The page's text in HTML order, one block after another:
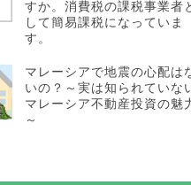
が
すか。消費税の課税事業者
して簡易課税になっていま
す。
マレーシアで地震の心配は
いの？～実は知られていな
マレーシア不動産投資の魅
～